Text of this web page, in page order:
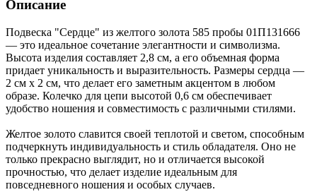
Описание
Подвеска "Сердце" из желтого золота 585 пробы 01П131666
— это идеальное сочетание элегантности и символизма.
Высота изделия составляет 2,8 см, а его объемная форма
придает уникальность и выразительность. Размеры сердца —
2 см х 2 см, что делает его заметным акцентом в любом
образе. Колечко для цепи высотой 0,6 см обеспечивает
удобство ношения и совместимость с различными стилями.
Желтое золото славится своей теплотой и светом, способным
подчеркнуть индивидуальность и стиль обладателя. Оно не
только прекрасно выглядит, но и отличается высокой
прочностью, что делает изделие идеальным для
повседневного ношения и особых случаев.